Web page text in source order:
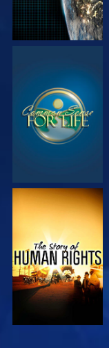
ΠΑΡΑΚΟΛΟΥΘΗΣΤΕ
ΠΑΡΑΚΟΛΟΥΘΗΣΤΕ